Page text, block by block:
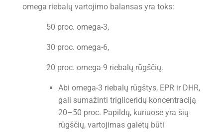
omega riebalų vartojimo balansas yra toks:
50 proc. omega-3,
30 proc. omega-6,
20 proc. omega-9 riebalų rūgščių.
Abi omega-3 riebalų rūgštys, EPR ir DHR,
gali sumažinti trigliceridų koncentraciją
20–50 proc. Papildų, kuriuose yra šių
rūgščių, vartojimas galėtų būti